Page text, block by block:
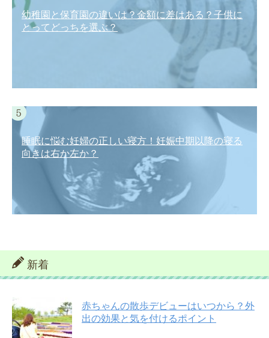
幼稚園と保育園の違いは？金額に差はある？子供に
とってどっちを選ぶ？
睡眠に悩む妊婦の正しい寝方！妊娠中期以降の寝る
向きは右か左か？
新着
赤ちゃんの散歩デビューはいつから？外
出の効果と気を付けるポイント